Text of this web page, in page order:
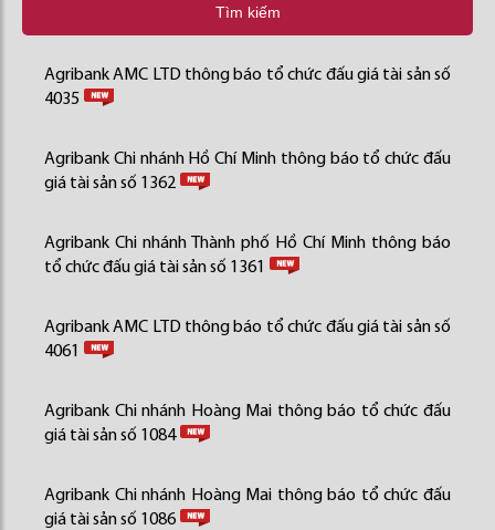
Tìm kiếm
Agribank AMC LTD thông báo tổ chức đấu giá tài sản số
4035
Agribank Chi nhánh Hồ Chí Minh thông báo tổ chức đấu
giá tài sản số 1362
Agribank Chi nhánh Thành phố Hồ Chí Minh thông báo
tổ chức đấu giá tài sản số 1361
Agribank AMC LTD thông báo tổ chức đấu giá tài sản số
4061
Agribank Chi nhánh Hoàng Mai thông báo tổ chức đấu
giá tài sản số 1084
Agribank Chi nhánh Hoàng Mai thông báo tổ chức đấu
giá tài sản số 1086